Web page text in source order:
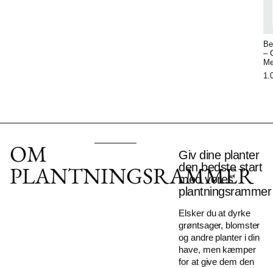
–
OM
PLANTNINGSRAMMER
Giv dine planter
den bedste start
med vores
plantningsrammer
Elsker du at dyrke
grøntsager, blomster
og andre planter i din
have, men kæmper
for at give dem den